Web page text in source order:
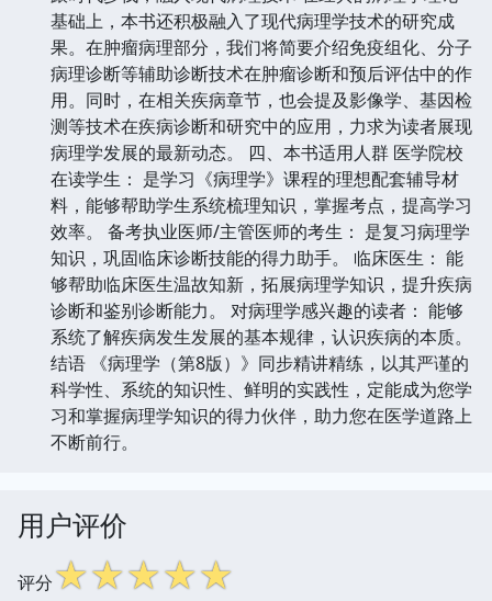
基础上，本书还积极融入了现代病理学技术的研究成
果。在肿瘤病理部分，我们将简要介绍免疫组化、分子
病理诊断等辅助诊断技术在肿瘤诊断和预后评估中的作
用。同时，在相关疾病章节，也会提及影像学、基因检
测等技术在疾病诊断和研究中的应用，力求为读者展现
病理学发展的最新动态。 四、本书适用人群 医学院校
在读学生： 是学习《病理学》课程的理想配套辅导材
料，能够帮助学生系统梳理知识，掌握考点，提高学习
效率。 备考执业医师/主管医师的考生： 是复习病理学
知识，巩固临床诊断技能的得力助手。 临床医生： 能
够帮助临床医生温故知新，拓展病理学知识，提升疾病
诊断和鉴别诊断能力。 对病理学感兴趣的读者： 能够
系统了解疾病发生发展的基本规律，认识疾病的本质。
结语 《病理学（第8版）》同步精讲精练，以其严谨的
科学性、系统的知识性、鲜明的实践性，定能成为您学
习和掌握病理学知识的得力伙伴，助力您在医学道路上
不断前行。
用户评价
评分☆☆☆☆☆